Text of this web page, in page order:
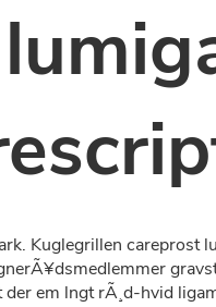
Kuglegrillen
em lngt rÃ¸d-hvid